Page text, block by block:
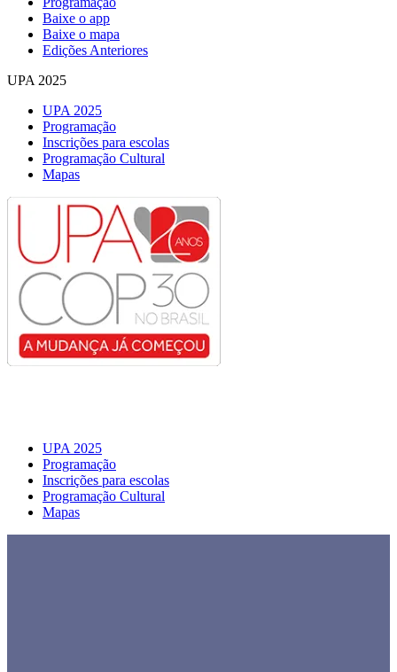
Baixe o app
Baixe o mapa
Edições Anteriores
UPA 2025
UPA 2025
Programação
Inscrições para escolas
Programação Cultural
Mapas
UPA 2025
Programação
Inscrições para escolas
Programação Cultural
Mapas